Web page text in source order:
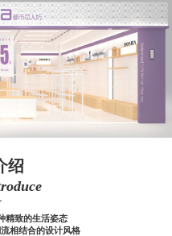
绍
精致的生活姿态
相结合的设计风格